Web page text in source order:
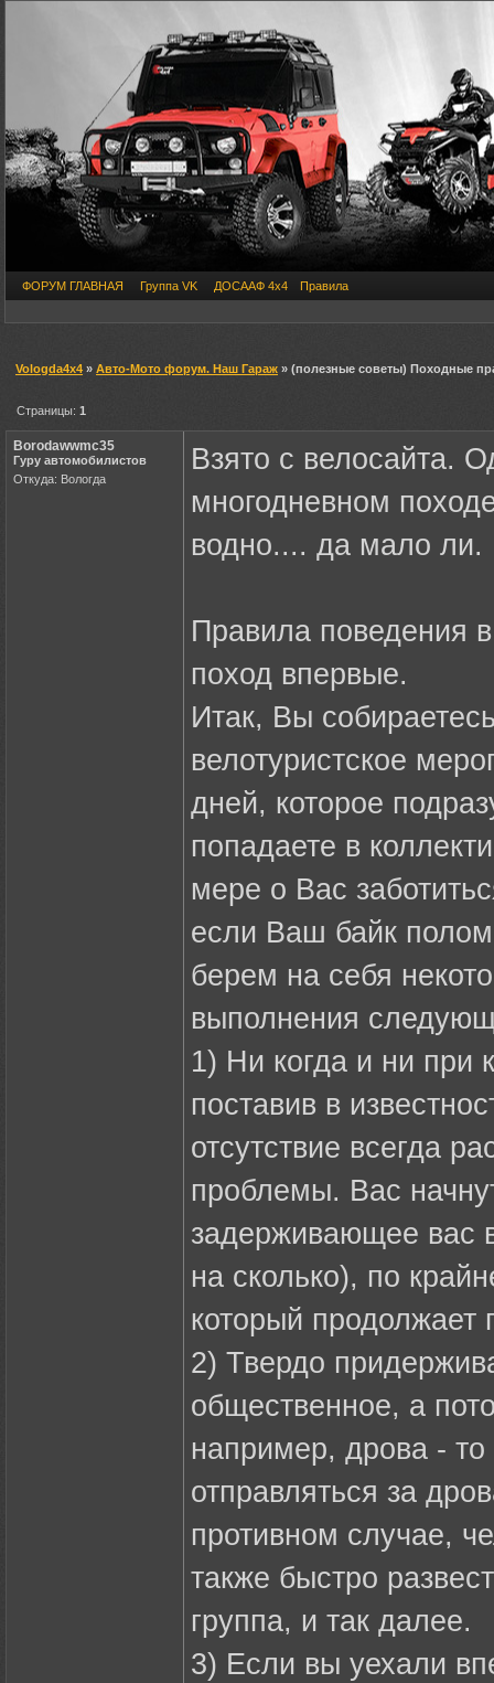
ФОРУМ ГЛАВНАЯ Группа VK ДОСААФ 4х4 Правила
Vologda4x4 » Авто-Мото форум. Наш Гараж » (полезные советы) Походные
Страницы:1
Borodawwmc35
Гуру автомобилистов
Откуда: Вологда
Взято с велосайта.
многодневном
водно.... да мало ли.
Правила поведения
поход впервые.
Итак, Вы
велотуристское
дней, которое
попадаете в
мере о Вас
если Ваш байк
берем на себя
выполнения
1) Ни когда и ни при
поставив в
отсутствие всегда
проблемы. Вас
задерживающее вас
на сколько), по
который продолжает
2) Твердо
общественное, а
например, дрова - то
отправляться за
противном случае,
также быстро
группа, и так далее.
3) Если вы уехали